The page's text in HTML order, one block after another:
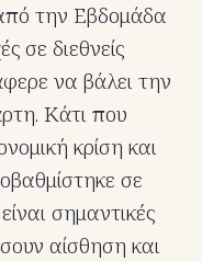
την Εβδομάδα
σε διεθνείς
να βάλει την
Κάτι που
κρίση και
σε
σημαντικές
αίσθηση και